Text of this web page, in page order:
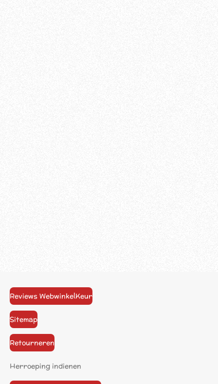
Reviews WebwinkelKeur
Sitemap
Retourneren
Herroeping indienen